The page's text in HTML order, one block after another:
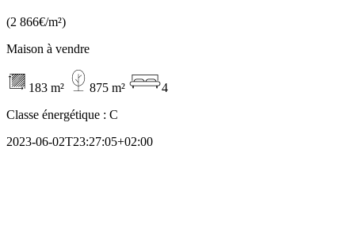
(2 866€/m²)
Maison à vendre
183 m² 875 m²
4
Classe énergétique : C
2023-06-02T23:27:05+02:00